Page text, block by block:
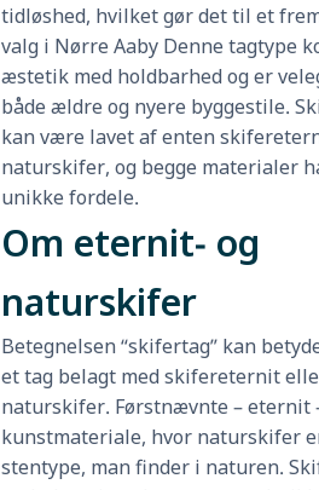
tidløshed, hvilket gør det til et
valg i Nørre Aaby Denne tagtype
æstetik med holdbarhed og er
både ældre og nyere byggestile.
kan være lavet af enten
naturskifer, og begge materialer
unikke fordele.
Om eternit- og
naturskifer
Betegnelsen “skifertag” kan
et tag belagt med skifereternit
naturskifer. Førstnævnte – eternit
kunstmateriale, hvor naturskifer
stentype, man finder i naturen.